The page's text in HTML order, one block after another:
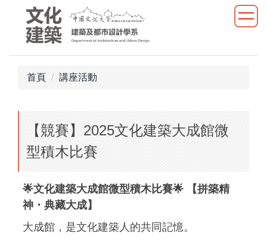
首頁 講座活動
【競賽】2025文化建築大成館微
型積木比賽
🌟文化建築大成館微型積木比賽🌟
【拼築精
神・典藏大成】
大成館，是文化建築人的共同記憶。